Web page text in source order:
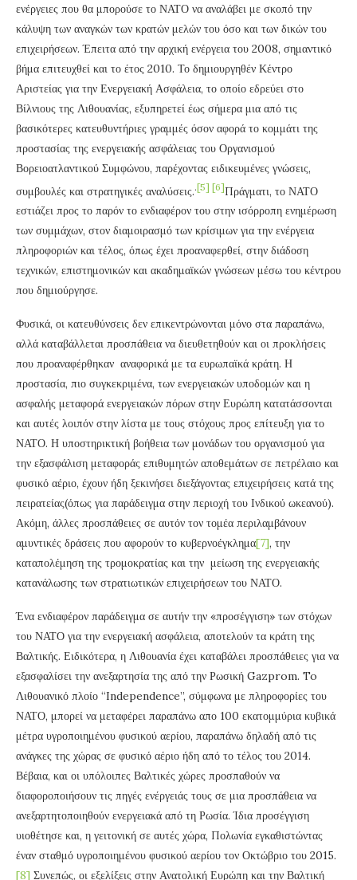
ενέργειες που θα μπορούσε το ΝΑΤΟ να αναλάβει με σκοπό την
κάλυψη των αναγκών των κρατών μελών του όσο και των δικών του
επιχειρήσεων. Έπειτα από την αρχική ενέργεια του 2008, σημαντικό
βήμα επιτευχθεί και το έτος 2010. Το δημιουργηθέν Κέντρο
Αριστείας για την Ενεργειακή Ασφάλεια, το οποίο εδρεύει στο
Βίλνιους της Λιθουανίας, εξυπηρετεί έως σήμερα μια από τις
βασικότερες κατευθυντήριες γραμμές όσον αφορά το κομμάτι της
προστασίας της ενεργειακής ασφάλειας του Οργανισμού
Βορειοατλαντικού Συμφώνου, παρέχοντας ειδικευμένες γνώσεις,
συμβουλές και στρατηγικές αναλύσεις..[5] [6]Πράγματι, το ΝΑΤΟ
εστιάζει προς το παρόν το ενδιαφέρον του στην ισόρροπη ενημέρωση
των συμμάχων, στον διαμοιρασμό των κρίσιμων για την ενέργεια
πληροφοριών και τέλος, όπως έχει προαναφερθεί, στην διάδοση
τεχνικών, επιστημονικών και ακαδημαϊκών γνώσεων μέσω του κέντρου
που δημιούργησε.
Φυσικά, οι κατευθύνσεις δεν επικεντρώνονται μόνο στα παραπάνω,
αλλά καταβάλλεται προσπάθεια να διευθετηθούν και οι προκλήσεις
που προαναφέρθηκαν αναφορικά με τα ευρωπαϊκά κράτη. Η
προστασία, πιο συγκεκριμένα, των ενεργειακών υποδομών και η
ασφαλής μεταφορά ενεργειακών πόρων στην Ευρώπη κατατάσσονται
και αυτές λοιπόν στην λίστα με τους στόχους προς επίτευξη για το
ΝΑΤΟ. Η υποστηρικτική βοήθεια των μονάδων του οργανισμού για
την εξασφάλιση μεταφοράς επιθυμητών αποθεμάτων σε πετρέλαιο και
φυσικό αέριο, έχουν ήδη ξεκινήσει διεξάγοντας επιχειρήσεις κατά της
πειρατείας(όπως για παράδειγμα στην περιοχή του Ινδικού ωκεανού).
Ακόμη, άλλες προσπάθειες σε αυτόν τον τομέα περιλαμβάνουν
αμυντικές δράσεις που αφορούν το κυβερνοέγκλημα[7], την
καταπολέμηση της τρομοκρατίας και την μείωση της ενεργειακής
κατανάλωσης των στρατιωτικών επιχειρήσεων του ΝΑΤΟ.
Ένα ενδιαφέρον παράδειγμα σε αυτήν την «προσέγγιση» των στόχων
του ΝΑΤΟ για την ενεργειακή ασφάλεια, αποτελούν τα κράτη της
Βαλτικής. Ειδικότερα, η Λιθουανία έχει καταβάλει προσπάθειες για να
εξασφαλίσει την ανεξαρτησία της από την Ρωσική Gazprom. To
Λιθουανικό πλοίο “Independence”, σύμφωνα με πληροφορίες του
ΝΑΤΟ, μπορεί να μεταφέρει παραπάνω απο 100 εκατομμύρια κυβικά
μέτρα υγροποιημένου φυσικού αερίου, παραπάνω δηλαδή από τις
ανάγκες της χώρας σε φυσικό αέριο ήδη από το τέλος του 2014.
Βέβαια, και οι υπόλοιπες Βαλτικές χώρες προσπαθούν να
διαφοροποιήσουν τις πηγές ενέργειάς τους σε μια προσπάθεια να
ανεξαρτητοποιηθούν ενεργειακά από τη Ρωσία. Ίδια προσέγγιση
υιοθέτησε και, η γειτονική σε αυτές χώρα, Πολωνία εγκαθιστώντας
έναν σταθμό υγροποιημένου φυσικού αερίου τον Οκτώβριο του 2015.
[8] Συνεπώς, οι εξελίξεις στην Ανατολική Ευρώπη και την Βαλτική